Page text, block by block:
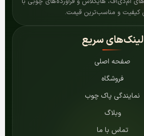
کیفیت و مناسب‌ترین قیمت.
لینک‌های سریع
صفحه اصلی
فروشگاه
نمایندگی پاک چوب
وبلاگ
تماس با ما